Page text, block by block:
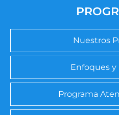
Nuestros
Enfoques y
Programa